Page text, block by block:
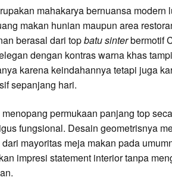
mahakarya bernuansa modern
makan hunian maupun area
berasal dari topbatu sinterbermotif
dengan kontras warna khas
karena keindahannya tetapi juga
sepanjang hari.
permukaan panjang top
fungsional. Desain geometrisnya
mayoritas meja makan pada
impresi statement interior tanpa